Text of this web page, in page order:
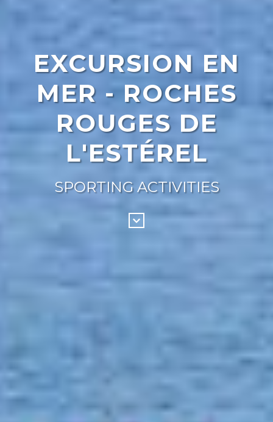
EXCURSION EN
MER - ROCHES
ROUGES DE
L'ESTÉREL
SPORTING ACTIVITIES